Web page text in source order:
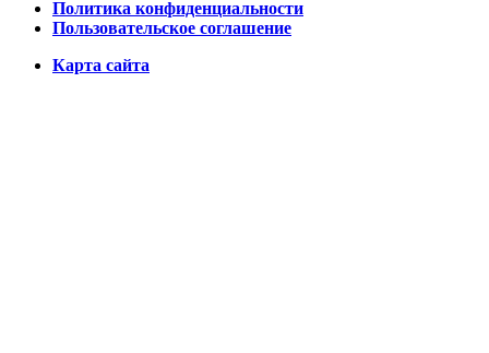
Политика конфиденциальности
Пользовательское соглашение
Карта сайта